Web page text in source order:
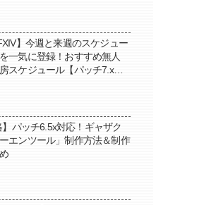
】今週と来週のスケジュー
一気に登録！おすすめ無人
スケジュール【パッチ7.x対
】パッチ6.5x対応！ギャザク
エンツール」制作方法＆制作